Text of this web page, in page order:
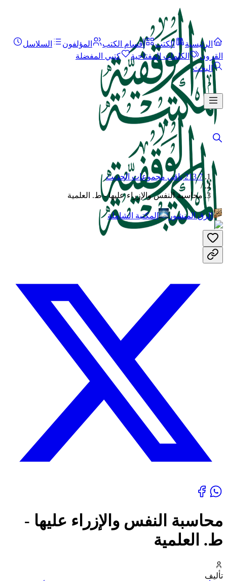
الرئيسية الكتب أقسام الكتب المؤلفون
السلاسل
القرون
الكلمات المفتاحية
كتبي المفضلة
البحث
213.7 باقي مجموعات الحديث
/
محاسبة النفس والإزراء عليها - ط. العلمية
الرق المنشور المكتبة الشاملة
محاسبة النفس والإزراء عليها -
ط. العلمية
تأليف